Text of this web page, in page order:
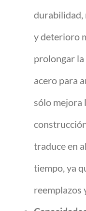
durabilidad,
y deterioro
prolongar
acero para
sólo mejora
traduce en
tiempo, ya
reemplazos